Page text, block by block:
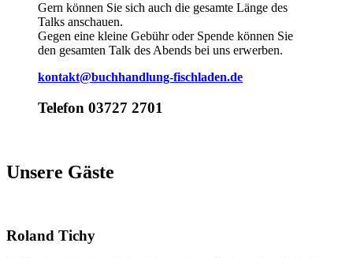
Gern können Sie sich auch die gesamte Länge des
Talks anschauen.
Gegen eine kleine Gebühr oder Spende können Sie
den gesamten Talk des Abends bei uns erwerben.
kontakt@buchhandlung-fischladen.de
Telefon 03727 2701
Unsere Gäste
Roland Tichy